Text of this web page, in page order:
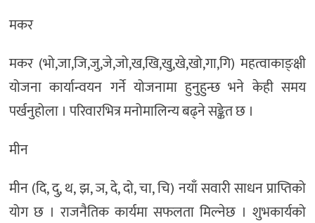
मकर
मकर (भो,जा,जि,जु,जे,जो,ख,खि,खु,खे,खो,गा,गि) महत्वाकाङ्क्षी
योजना कार्यान्वयन गर्ने योजनामा हुनुहुन्छ भने केही समय
पर्खनुहोला । परिवारभित्र मनोमालिन्य बढ्ने सङ्केत छ ।
मीन
मीन (दि, दु, थ, झ, ञ, दे, दो, चा, चि) नयाँ सवारी साधन प्राप्तिको
योग छ । राजनैतिक कार्यमा सफलता मिल्नेछ । शुभकार्यको